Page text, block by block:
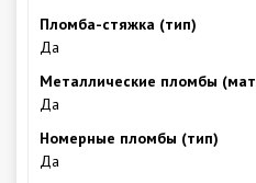
Пломба-стяжка (тип)
Да
Металлические пломбы
Да
Номерные пломбы (тип)
Да